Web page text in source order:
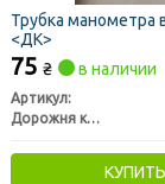
Трубка манометра
<ДК>
75 ₴ в наличии
Артикул:
Дорожня карта
КУПИТЬ